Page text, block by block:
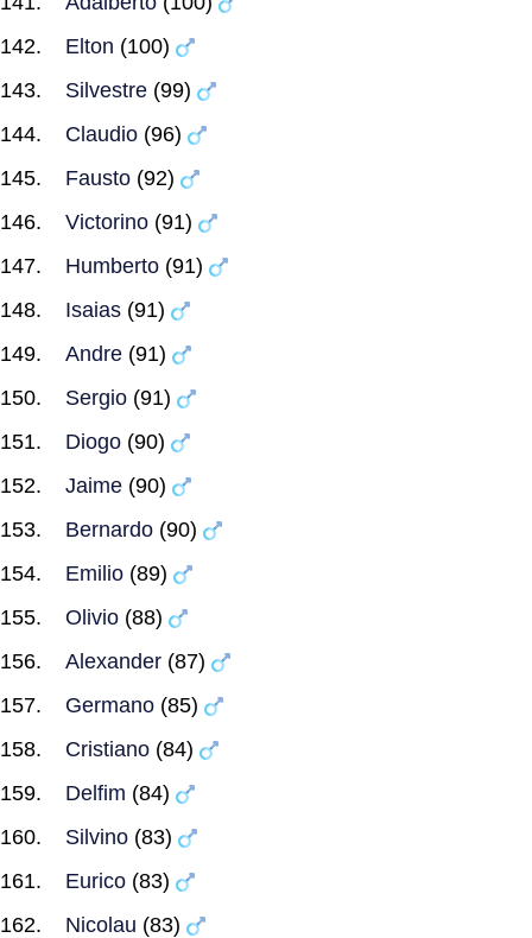
Elton (100)
Silvestre (99)
Claudio (96)
Fausto (92)
Victorino (91)
Humberto (91)
Isaias (91)
Andre (91)
Sergio (91)
Diogo (90)
Jaime (90)
Bernardo (90)
Emilio (89)
Olivio (88)
Alexander (87)
Germano (85)
Cristiano (84)
Delfim (84)
Silvino (83)
Eurico (83)
Nicolau (83)